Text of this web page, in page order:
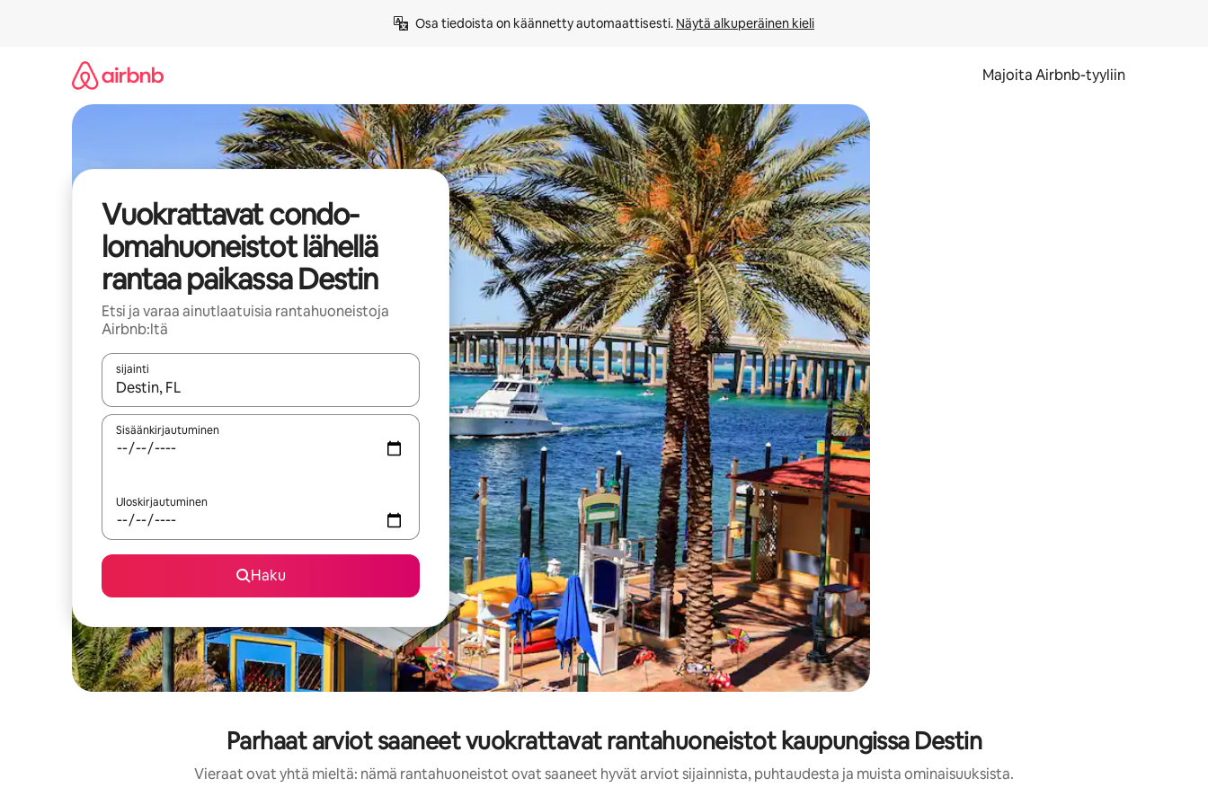
Osa tiedoista on käännetty automaattisesti. Näytä alkuperäinen kieli
Majoita Airbnb-tyyliin
Vuokrattavat condo-
lomahuoneistot lähellä
rantaa paikassa Destin
Etsi ja varaa ainutlaatuisia rantahuoneistoja
Airbnb:ltä
sijainti
Kun tulokset ovat saatavilla, navigoi ylös- ja alas-nuolinäppäimillä tai tutustu koskettamalla tai pyyhkäisemällä.
Sisäänkirjautuminen
Uloskirjautuminen
Haku
Parhaat arviot saaneet vuokrattavat rantahuoneistot kaupungissa Destin
Vieraat ovat yhtä mieltä: nämä rantahuoneistot ovat saaneet hyvät arviot sijainnista, puhtaudesta ja muista ominaisuuksista.